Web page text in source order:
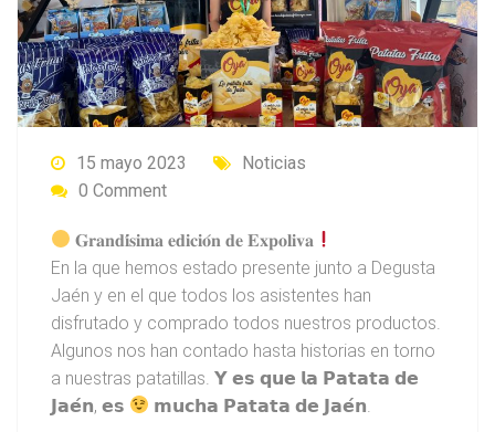
15 mayo 2023
Noticias
0 Comment
𝐆𝐫𝐚𝐧𝐝𝐢́𝐬𝐢𝐦𝐚 𝐞𝐝𝐢𝐜𝐢𝐨́𝐧 𝐝𝐞 𝐄𝐱𝐩𝐨𝐥𝐢𝐯𝐚
En la que hemos estado presente junto a Degusta
Jaén y en el que todos los asistentes han
disfrutado y comprado todos nuestros productos.
Algunos nos han contado hasta historias en torno
a nuestras patatillas. 𝗬 𝗲𝘀 𝗾𝘂𝗲 𝗹𝗮 𝗣𝗮𝘁𝗮𝘁𝗮 𝗱𝗲
𝗝𝗮𝗲́𝗻, 𝗲𝘀
𝗺𝘂𝗰𝗵𝗮 𝗣𝗮𝘁𝗮𝘁𝗮 𝗱𝗲 𝗝𝗮𝗲́𝗻.